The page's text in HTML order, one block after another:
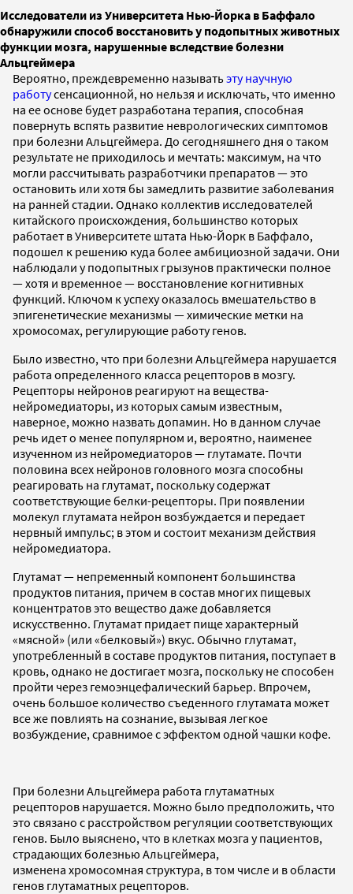
Исследователи из Университета Нью-Йорка в Баффало
обнаружили способ восстановить у подопытных животных
функции мозга, нарушенные вследствие болезни
Альцгеймера
Вероятно, преждевременно называтьэту научную
работусенсационной, но нельзя и исключать, что именно
на ее основе будет разработана терапия, способная
повернуть вспять развитие неврологических симптомов
при болезни Альцгеймера. До сегодняшнего дня о таком
результате не приходилось и мечтать: максимум, на что
могли рассчитывать разработчики препаратов — это
остановить или хотя бы замедлить развитие заболевания
на ранней стадии. Однако коллектив исследователей
китайского происхождения, большинство которых
работает в Университете штата Нью-Йорк в Баффало,
подошел к решению куда более амбициозной задачи. Они
наблюдали у подопытных грызунов практически полное
— хотя и временное — восстановление когнитивных
функций. Ключом к успеху оказалось вмешательство в
эпигенетические механизмы — химические метки на
хромосомах, регулирующие работу генов.
Было известно, что при болезни Альцгеймера нарушается
работа определенного класса рецепторов в мозгу.
Рецепторы нейронов реагируют на вещества-
нейромедиаторы, из которых самым известным,
наверное, можно назвать допамин. Но в данном случае
речь идет о менее популярном и, вероятно, наименее
изученном из нейромедиаторов — глутамате. Почти
половина всех нейронов головного мозга способны
реагировать на глутамат, поскольку содержат
соответствующие белки-рецепторы. При появлении
молекул глутамата нейрон возбуждается и передает
нервный импульс; в этом и состоит механизм действия
нейромедиатора.
Глутамат — непременный компонент большинства
продуктов питания, причем в состав многих пищевых
концентратов это вещество даже добавляется
искусственно. Глутамат придает пище характерный
«мясной» (или «белковый») вкус. Обычно глутамат,
употребленный в составе продуктов питания, поступает в
кровь, однако не достигает мозга, поскольку не способен
пройти через гемоэнцефалический барьер. Впрочем,
очень большое количество съеденного глутамата может
все же повлиять на сознание, вызывая легкое
возбуждение, сравнимое с эффектом одной чашки кофе.
При болезни Альцгеймера работа глутаматных
рецепторов нарушается. Можно было предположить, что
это связано с расстройством регуляции соответствующих
генов. Было выяснено, что в клетках мозга у пациентов,
страдающих болезнью Альцгеймера,
изменена хромосомная структура, в том числе и в области
генов глутаматных рецепторов.